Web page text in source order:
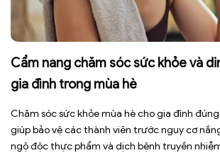
Cẩm nang chăm sóc sức khỏe và
gia đình trong mùa hè
Chăm sóc sức khỏe mùa hè cho gia đình
giúp bảo vệ các thành viên trước nguy cơ
ngộ độc thực phẩm và dịch bệnh truyền